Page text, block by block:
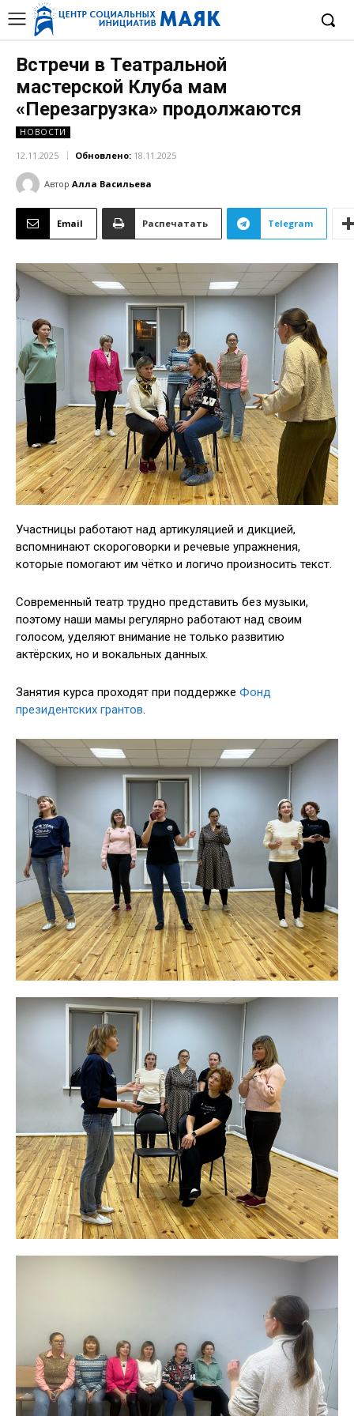
Встречи в Театральной
мастерской Клуба мам
«Перезагрузка» продолжаются
НОВОСТИ
12.11.2025 Обновлено: 18.11.2025
Автор Алла Васильева
Email Распечатать Telegram
Участницы работают над артикуляцией и дикцией,
вспомнинают скороговорки и речевые упражнения,
которые помогают им чётко и логичо произносить текст.
Современный театр трудно представить без музыки,
поэтому наши мамы регулярно работают над своим
голосом, уделяют внимание не только развитию
актёрских, но и вокальных данных.
Занятия курса проходят при поддержке Фонд
президентских грантов.